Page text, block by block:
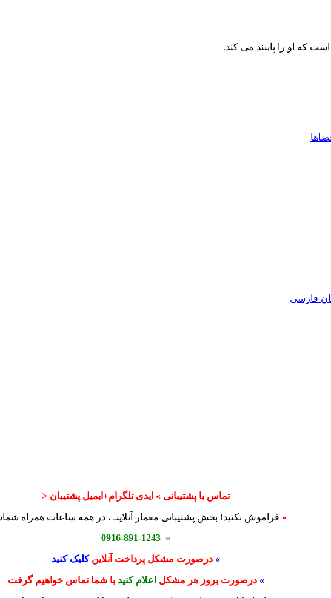
كه او را پایبند می كند.
فارسی
تماس با پشتیبانی » ایدی تلگرام+ایمیل پشتیبان <
» فراموش نکنید! بخش پشتیبانی معمار آنلاینـ ، در همه ساعات همراه
» 0916-891-1243
» درصورت مشکل پرداخت آنلاینکلیک کنید
» درصورت بروز هر مشکل اعلام کنید با شما تماس خواهیم گرفت